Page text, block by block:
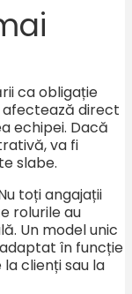
ca obligație
afectează direct
echipei. Dacă
va fi
slabe.
toți angajații
rolurile au
Un model unic
în funcție
clienți sau la